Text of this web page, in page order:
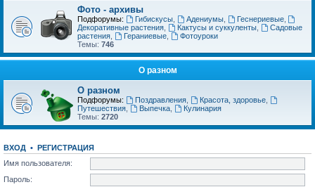
Фото - архивы
Подфорумы: Гибискусы, Адениумы, Геснериевые,
Декоративные растения
Кактусы и суккуленты,
Садовые
растения
Гераниевые,
Фотоуроки
Темы: 746
О разном
О разном
Подфорумы: Поздравления, Красота, здоровье,
Путешествия
Выпечка,
Кулинария
Темы: 2720
ВХОД • РЕГИСТРАЦИЯ
Имя пользователя:
Пароль: